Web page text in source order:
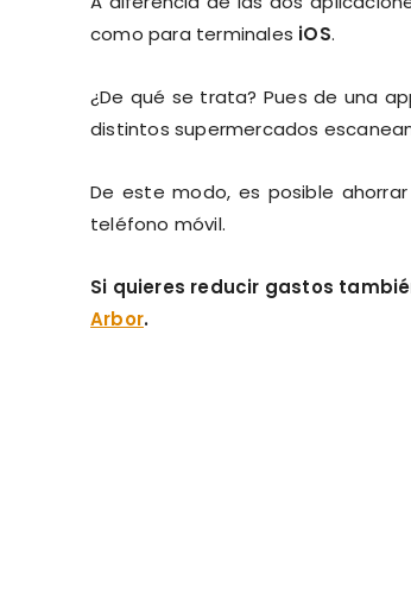
como para terminales iOS.
¿De qué se trata? Pues de una
distintos supermercados
De este modo, es posible
teléfono móvil.
Si quieres reducir gastos
Arbor.